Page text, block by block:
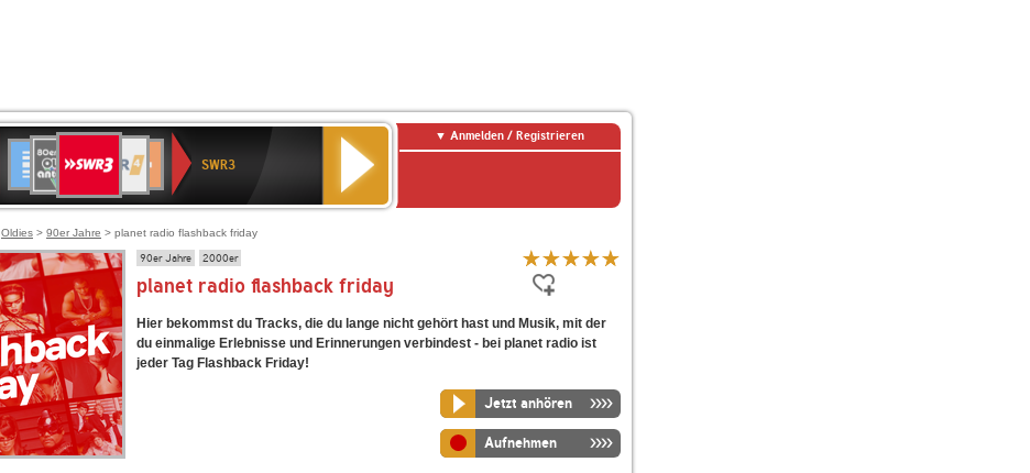
Deutschlandfunk
80er
90er
OLDIE
ANTENNE
4
Deutschlandfunk
Kultur
NDR
2
SWR1
Baden-
Württemberg
SWR3
Anmelden / Registrieren
Oldies > 90er Jahre > planet radio flashback friday
90er Jahre 2000er
planet radio flashback friday
Hier bekommst du Tracks, die du lange nicht gehört hast und Musik, mit der
du einmalige Erlebnisse und Erinnerungen verbindest - bei planet radio ist
jeder Tag Flashback Friday!
Jetzt anhören
Aufnehmen